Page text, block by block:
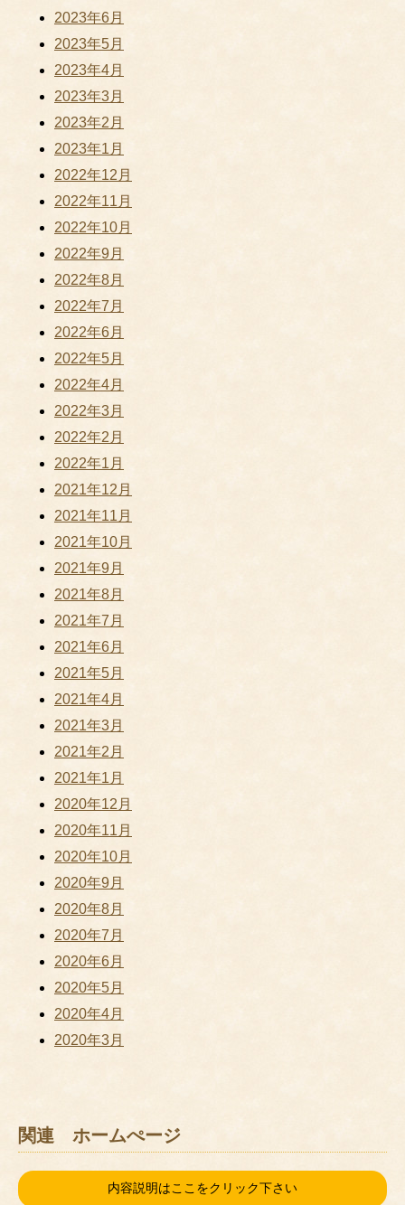
2023年6月
2023年5月
2023年4月
2023年3月
2023年2月
2023年1月
2022年12月
2022年11月
2022年10月
2022年9月
2022年8月
2022年7月
2022年6月
2022年5月
2022年4月
2022年3月
2022年2月
2022年1月
2021年12月
2021年11月
2021年10月
2021年9月
2021年8月
2021年7月
2021年6月
2021年5月
2021年4月
2021年3月
2021年2月
2021年1月
2020年12月
2020年11月
2020年10月
2020年9月
2020年8月
2020年7月
2020年6月
2020年5月
2020年4月
2020年3月
関連 ホームぺージ
内容説明はここをクリック下さい